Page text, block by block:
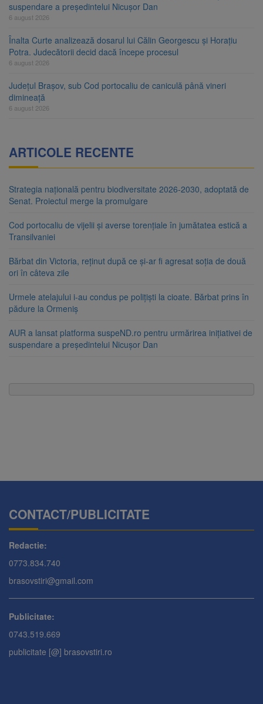
suspendare a președintelui Nicușor Dan
6 august 2026
Înalta Curte analizează dosarul lui Călin Georgescu și Horațiu
Potra. Judecătorii decid dacă începe procesul
6 august 2026
Județul Brașov, sub Cod portocaliu de caniculă până vineri
dimineață
6 august 2026
ARTICOLE RECENTE
Strategia națională pentru biodiversitate 2026-2030, adoptată de
Senat. Proiectul merge la promulgare
Cod portocaliu de vijelii și averse torențiale în jumătatea estică a
Transilvaniei
Bărbat din Victoria, reținut după ce și-ar fi agresat soția de două
ori în câteva zile
Urmele atelajului i-au condus pe polițiști la cioate. Bărbat prins în
pădure la Ormeniș
AUR a lansat platforma suspeND.ro pentru urmărirea inițiativei de
suspendare a președintelui Nicușor Dan
CONTACT/PUBLICITATE
Redactie:
0773.834.740
brasovstiri@gmail.com
Publicitate:
0743.519.669
publicitate [@] brasovstiri.ro